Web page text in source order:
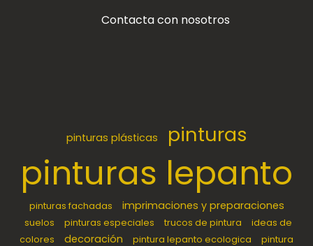
Contacta con nosotros
pinturas plásticas pinturas
pinturas lepanto
pinturas fachadas imprimaciones y preparaciones
suelos pinturas especiales trucos de pintura
ideas de
colores
decoración pintura lepanto ecologica pintura